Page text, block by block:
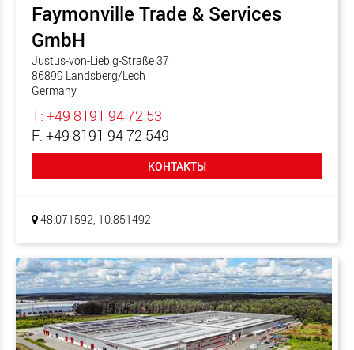
Faymonville Trade & Services
GmbH
Justus-von-Liebig-Straße 37
86899 Landsberg/Lech
Germany
T: +49 8191 94 72 53
F: +49 8191 94 72 549
КОНТАКТЫ
48.071592, 10.851492